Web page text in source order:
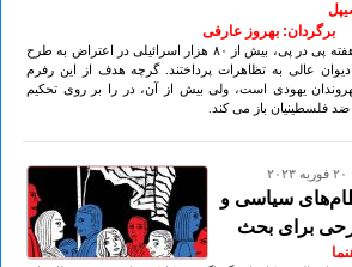
برگردان: بهروز عارفی
روز ۱۱ فوریه، برای ششمین هفته پی در پی، بیش از ۸۰ هزار اسرائیلی در اعتراض به طرح
دیوان عالی به تظاهرات پرداختند. گرچه هدف از این رفرم
یهودی است، ولی بیش از آن، در را بر روی تحکیم
فلسطینیان باز می کند.
سیاسی و
برای بحث